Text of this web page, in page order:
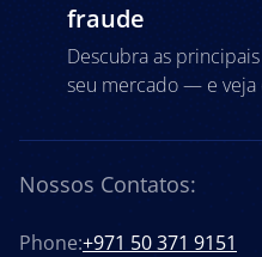
fraude
Descubra as
seu mercado — e veja
Nossos Contatos:
Phone:+971 50 371 9151